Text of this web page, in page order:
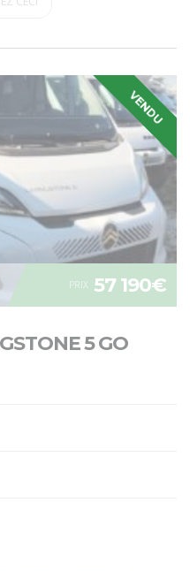
VENDU
PRIX 57 190€
5 GO